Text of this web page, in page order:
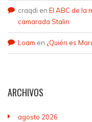
craqdi en El ABC de la
camarada Stalin
Loam en ¿Quién es
ARCHIVOS
agosto 2026